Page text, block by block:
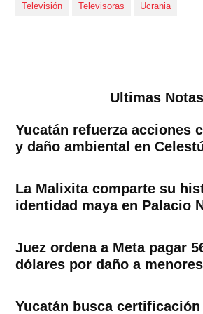
Televisión Televisoras Ucrania
Ultimas Notas
Yucatán refuerza acciones
y daño ambiental en
La Malixita comparte su
identidad maya en Palacio
Juez ordena a Meta pagar
dólares por daño a menores
Yucatán busca